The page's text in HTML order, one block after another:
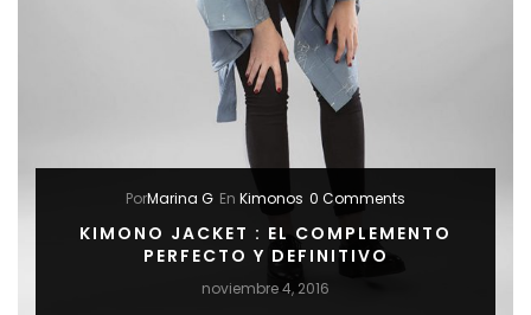
PorMarina G En Kimonos 0 Comments
KIMONO JACKET : EL COMPLEMENTO
PERFECTO Y DEFINITIVO
noviembre 4, 2016